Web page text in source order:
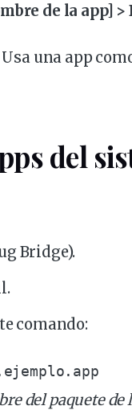
de la app]
una app
del
Bridge).
comando:
del paquete de